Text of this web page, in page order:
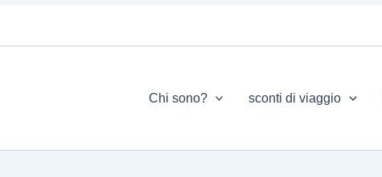
Chi sono? sconti di viaggio